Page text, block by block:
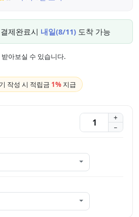
제완료시 내일(8/11) 도착 가능
아보실 수 있습니다.
작성 시 적립금 1% 지급